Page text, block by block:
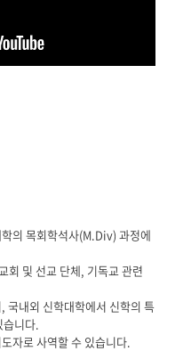
의 목회학석사(M.Div) 과정에
회 및 선교 단체, 기독교 관련
내외 신학대학에서 신학의 특
습니다.
자로 사역할 수 있습니다.